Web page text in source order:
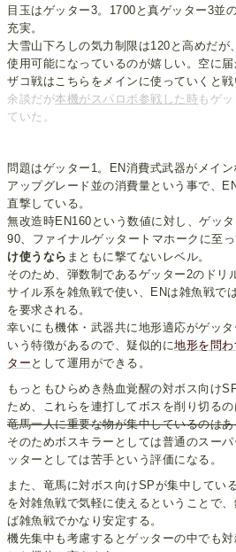
目玉はゲッター3。1700と真ゲッター3並
充実。
大雪山下ろしの気力制限は120と高めだが
使用可能になっているのが嬉しい。空に届
ザコ戦はこちらをメインに使っていくと戦
余談だが本機がスパロボ参戦した時 もゲ
ていた。
問題はゲッター1。EN消費式武器がメイ
アップグレード並の消費量という事で、
直撃している。
無改造時EN160という数値に対し、ゲッ
90、ファイナルゲッタートマホークに至
け使うなら まともに撃てないレベル。
そのため、弾数制であるゲッター2のドリ
サイル系を雑魚戦で使い、ENは雑魚戦で
を要求される。
幸いにも機体・武器共に地形適応がゲッ
いう特徴があるので、疑似的に地形を問
ター として運用ができる。
もっともひらめき熱血覚醒の対ボス向け
ため、これらを連打してボスを削り切るの
竜馬一人に重要な物が集中しているのは
そのためボスキラーとしては普通のスー
ッターとしては苦手という評価になる。
また、竜馬に対ボス向けSPが集中してい
を対雑魚戦で気軽に使えるということで
ば雑魚戦でかなり安定する。
機先集中も考慮するとゲッターの中でも